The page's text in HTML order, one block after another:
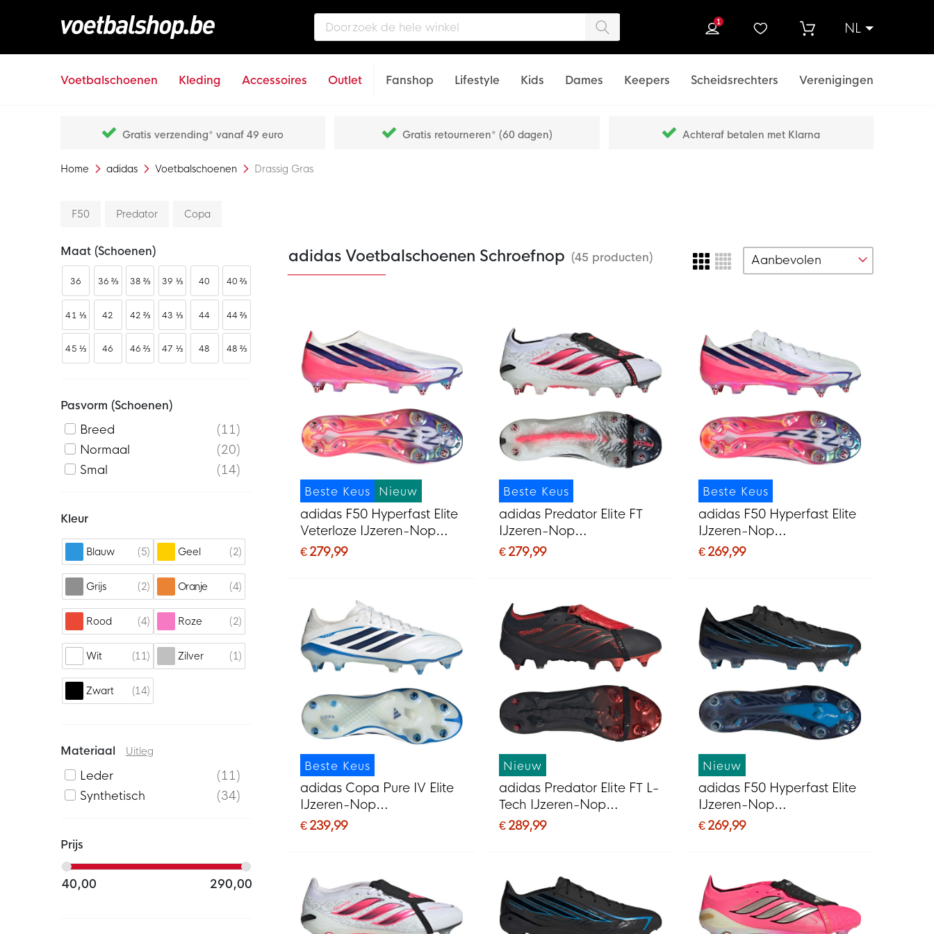
NL
1
Voetbalschoenen Kleding Accessoires Outlet Fanshop Lifestyle Kids Dames Keepers Scheidsrechters Verenigingen
Gratis verzending* vanaf 49 euro Gratis retourneren* (60 dagen) Achteraf betalen met Klarna
Home adidas Voetbalschoenen Drassig Gras
F50 Predator Copa
adidas Voetbalschoenen Schroefnop (45 producten)
Beste Keus Nieuw
adidas F50 Hyperfast Elite
Veterloze IJzeren-Nop
Voetbalschoenen (SG) Wit
€ 279,99
Beste Keus
adidas Predator Elite FT
IJzeren-Nop
Voetbalschoenen (SG) Wit
€ 279,99
Beste Keus
adidas F50 Hyperfast Elite
IJzeren-Nop
Voetbalschoenen (SG) Wit
€ 269,99
Beste Keus
adidas Copa Pure IV Elite
IJzeren-Nop
Voetbalschoenen (SG) Wit
€ 239,99
Nieuw
adidas Predator Elite FT L-
Tech IJzeren-Nop
Voetbalschoenen (SG)
€ 289,99
Nieuw
adidas F50 Hyperfast Elite
IJzeren-Nop
Voetbalschoenen (SG)
€ 269,99
Maat (schoenen)
36 36 ⅔ 38 ⅔ 39 ⅓ 40 40 ⅔
41 ⅓ 42 42 ⅔ 43 ⅓ 44 44 ⅔
45 ⅓ 46 46 ⅔ 47 ⅓ 48 48 ⅔
Pasvorm (schoenen)
Breed
11
Normaal
20
Smal
14
Kleur
Blauw 5 Geel 2
Grijs 2 Oranje 4
Rood 4 Roze 2
Wit 11 Zilver 1
Zwart 14
Materiaal Uitleg
Leder
11
Synthetisch
34
Prijs
40,00 290,00